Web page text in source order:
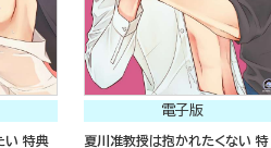
い 特典
電子版
夏川准教授は抱かれたくない 特